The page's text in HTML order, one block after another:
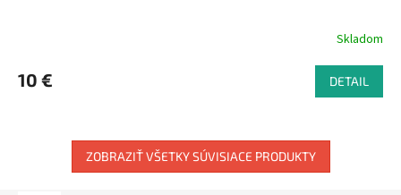
Skladom
10 € DETAIL
ZOBRAZIŤ VŠETKY SÚVISIACE PRODUKTY